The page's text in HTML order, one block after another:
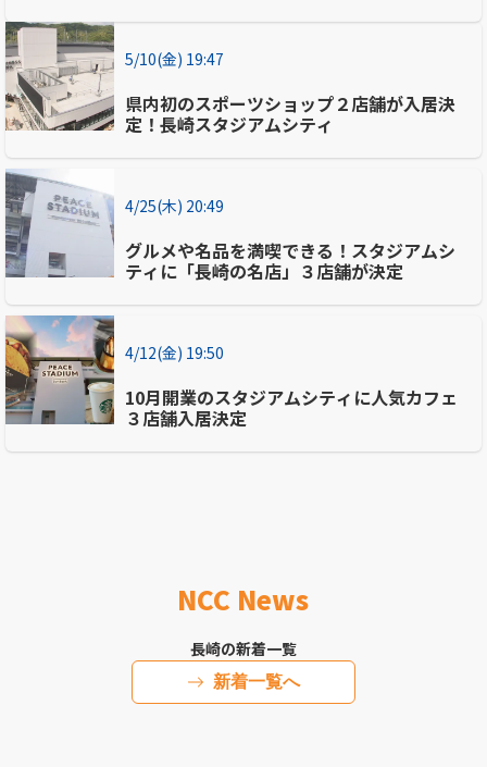
5/10(金) 19:47
県内初のスポーツショップ２店舗が入居決
定！長崎スタジアムシティ
4/25(木) 20:49
グルメや名品を満喫できる！スタジアムシ
ティに「長崎の名店」３店舗が決定
4/12(金) 19:50
10月開業のスタジアムシティに人気カフェ
３店舗入居決定
NCC News
長崎の新着一覧
新着一覧へ